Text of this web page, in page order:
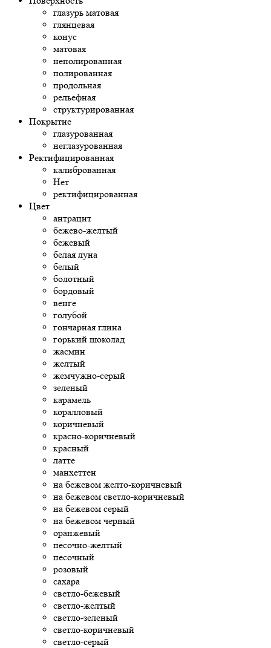
глазурь матовая
глянцевая
конус
матовая
неполированная
полированная
продольная
рельефная
структурированная
Покрытие
глазурованная
неглазурованная
Ректифицированная
калиброванная
Нет
ректифицированная
Цвет
антрацит
бежево-желтый
бежевый
белая луна
белый
болотный
бордовый
венге
голубой
гончарная глина
горький шоколад
жасмин
желтый
жемчужно-серый
зеленый
карамель
коралловый
коричневый
красно-коричневый
красный
латте
манхеттен
на бежевом желто-коричневый
на бежевом светло-коричневый
на бежевом серый
на бежевом черный
оранжевый
песочно-желтый
песочный
розовый
сахара
светло-бежевый
светло-желтый
светло-зеленый
светло-коричневый
светло-серый